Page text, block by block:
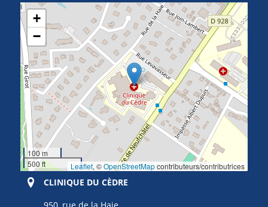
+
−
100 m
500 ft
Leaflet, ©OpenStreetMapcontributeurs/contributrices
CLINIQUE DU CÈDRE